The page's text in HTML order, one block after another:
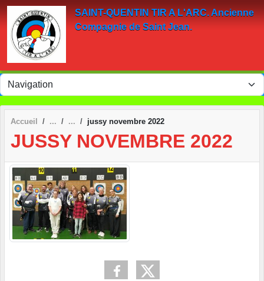
SAINT-QUENTIN TIR A L'ARC. Ancienne
Compagnie de Saint Jean.
Accueil jussy novembre 2022
JUSSY NOVEMBRE 2022
Panneau de gestion des cookies